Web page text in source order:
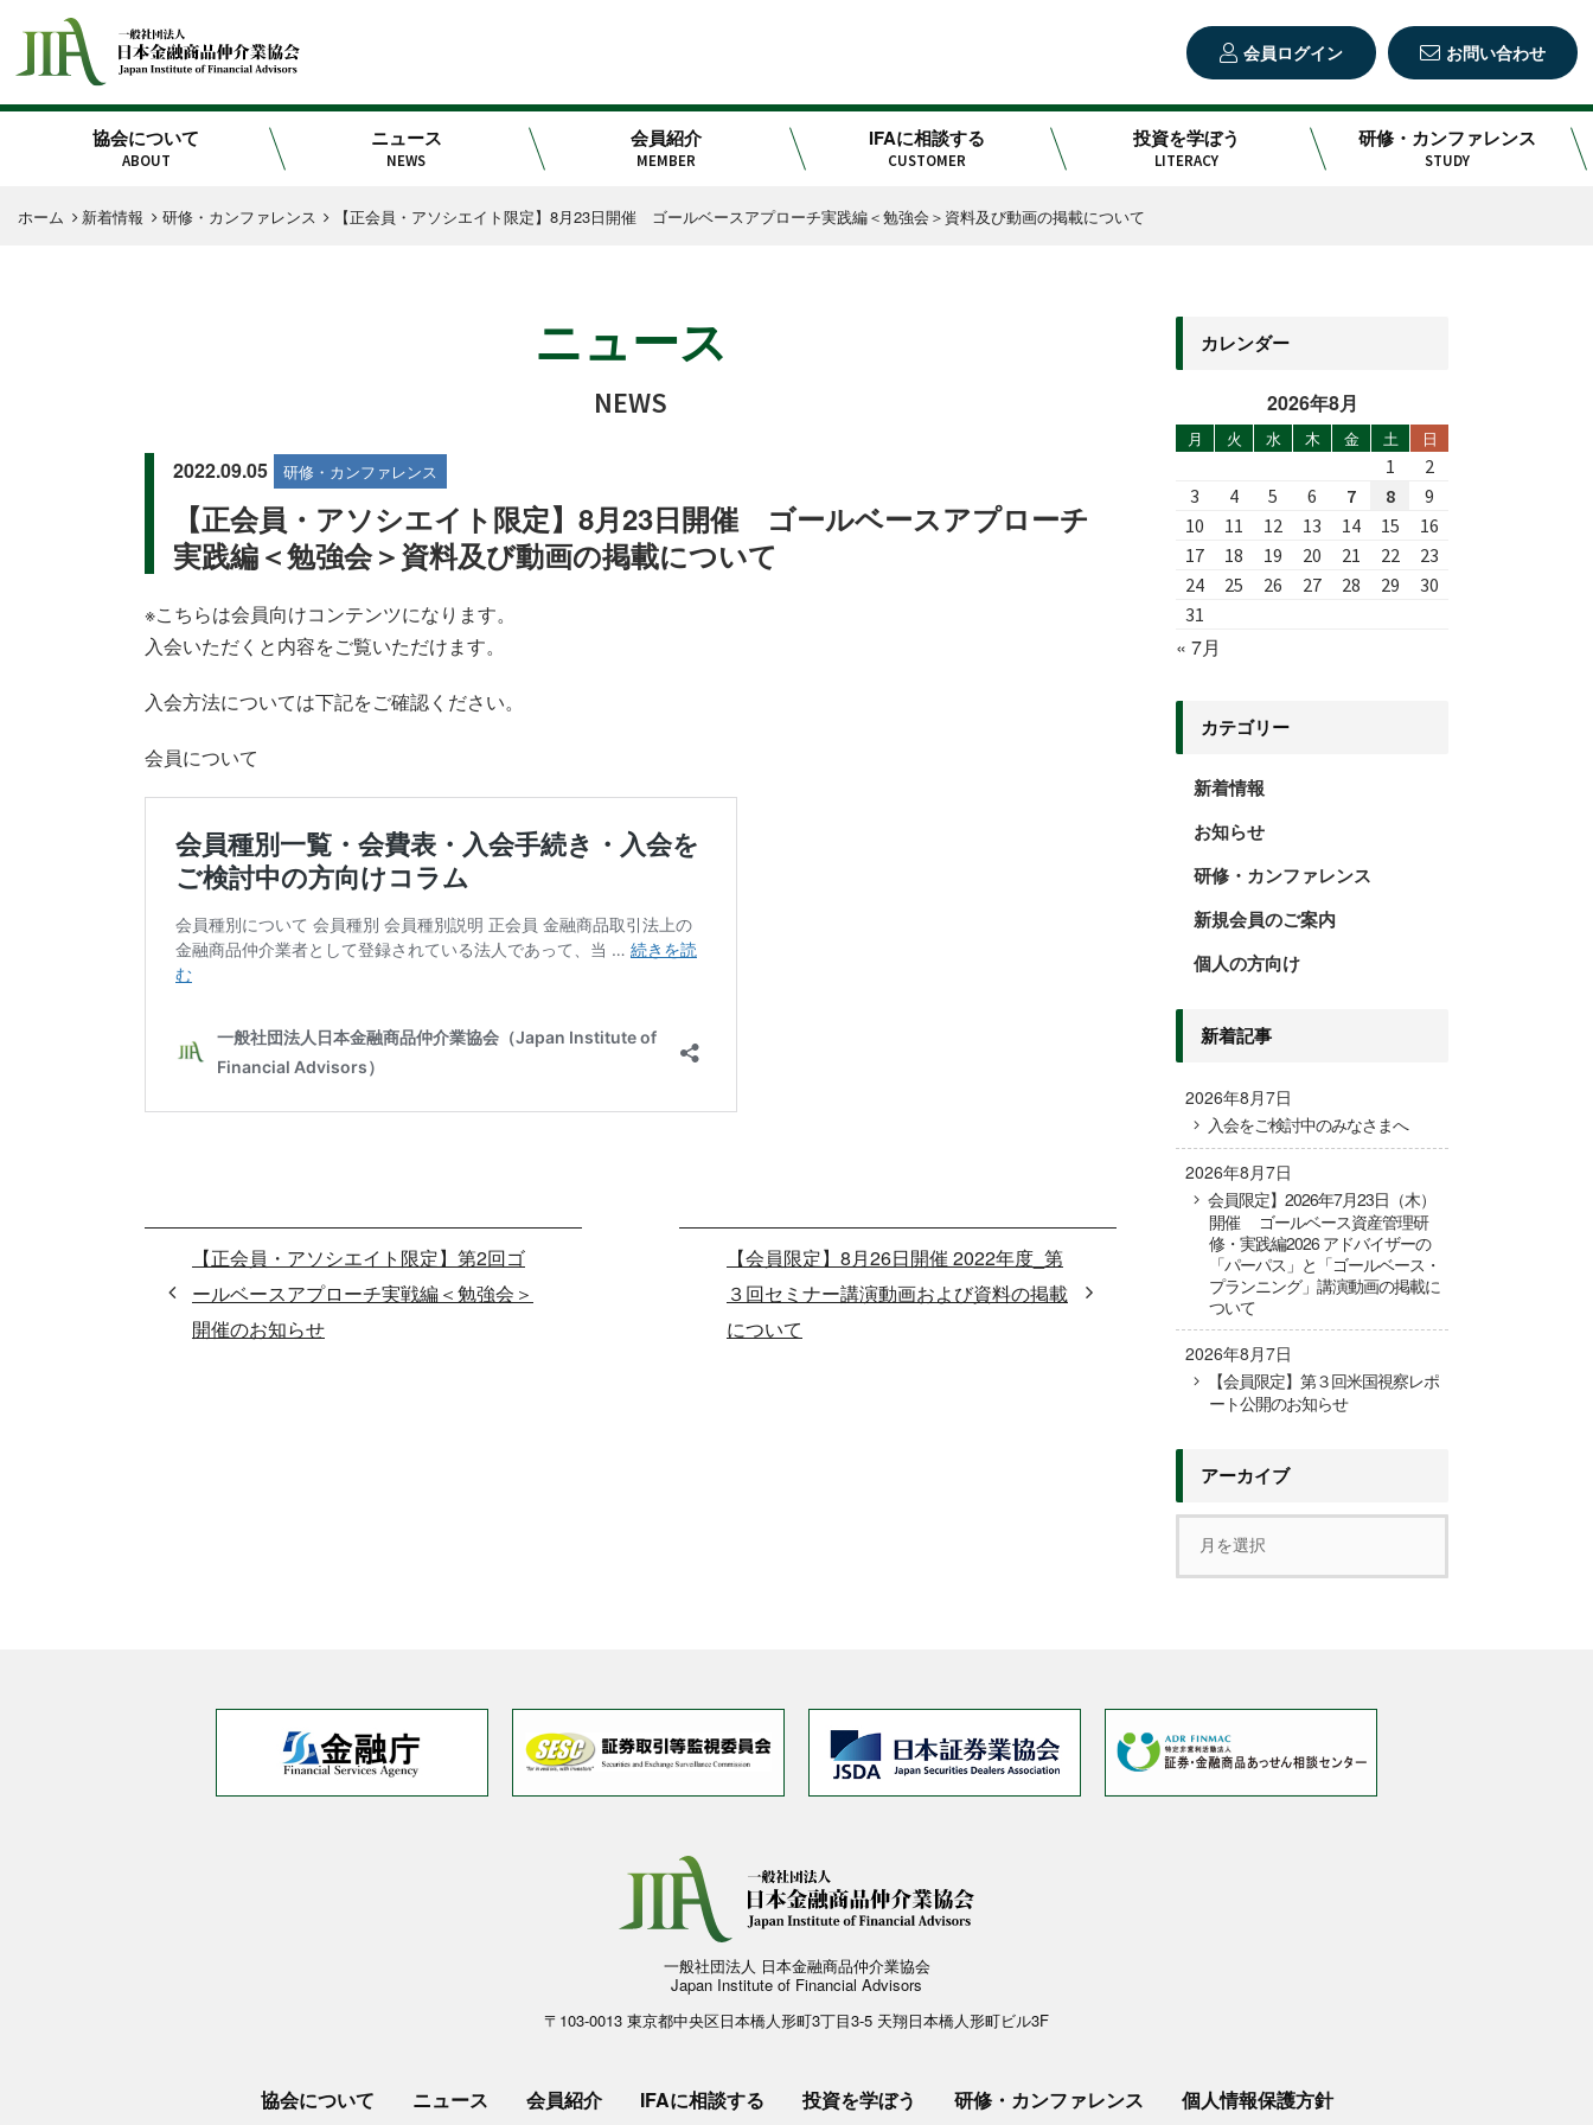
会員ログイン お問い合わせ
協会について
ABOUT
ニュース
NEWS
会員紹介
MEMBER
IFAに相談する
CUSTOMER
投資を学ぼう
LITERACY
研修・カンファレンス
STUDY
ホーム 新着情報 研修・カンファレンス 【正会員・アソシエイト限定】8月23日開催 ゴールベースアプローチ実践編＜勉強会＞資料及び動画の掲載について
ニュース
NEWS
2022.09.05 研修・カンファレンス
【正会員・アソシエイト限定】8月23日開催 ゴールベースアプローチ
実践編＜勉強会＞資料及び動画の掲載について
※こちらは会員向けコンテンツになります。
入会いただくと内容をご覧いただけます。
入会方法については下記をご確認ください。
会員について
【正会員・アソシエイト限定】第2回ゴ
ールベースアプローチ実戦編＜勉強会＞
開催のお知らせ
【会員限定】8月26日開催 2022年度_第
３回セミナー講演動画および資料の掲載
について
カレンダー
2026年8月
月 火 水 木 金 土 日
1
2
3
4 5 6 7 8
9
10
11 12 13 14 15
16
17
18 19 20 21 22
23
24
25 26 27 28 29
30
31
« 7月
カテゴリー
新着情報
お知らせ
研修・カンファレンス
新規会員のご案内
個人の方向け
新着記事
2026年8月7日
入会をご検討中のみなさまへ
2026年8月7日
会員限定】2026年7月23日（木）
開催 ゴールベース資産管理研
修・実践編2026 アドバイザーの
「パーパス」と「ゴールベース・
プランニング」講演動画の掲載に
ついて
2026年8月7日
【会員限定】第３回米国視察レポ
ート公開のお知らせ
アーカイブ
一般社団法人 日本金融商品仲介業協会
Japan Institute of Financial Advisors
〒103-0013 東京都中央区日本橋人形町3丁目3-5 天翔日本橋人形町ビル3F
協会について ニュース 会員紹介 IFAに相談する 投資を学ぼう 研修・カンファレンス
個人情報保護方針